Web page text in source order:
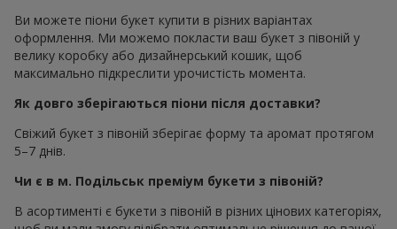
Ви можете піони букет купити в різних варіантах
оформлення. Ми можемо покласти ваш букет з півоній у
велику коробку або дизайнерський кошик, щоб
максимально підкреслити урочистість момента.
Як довго зберігаються піони після доставки?
Свіжий букет з півоній зберігає форму та аромат протягом
5–7 днів.
Чи є в м. Подільськ преміум букети з півоній?
В асортименті є букети з півоній в різних цінових категоріях,